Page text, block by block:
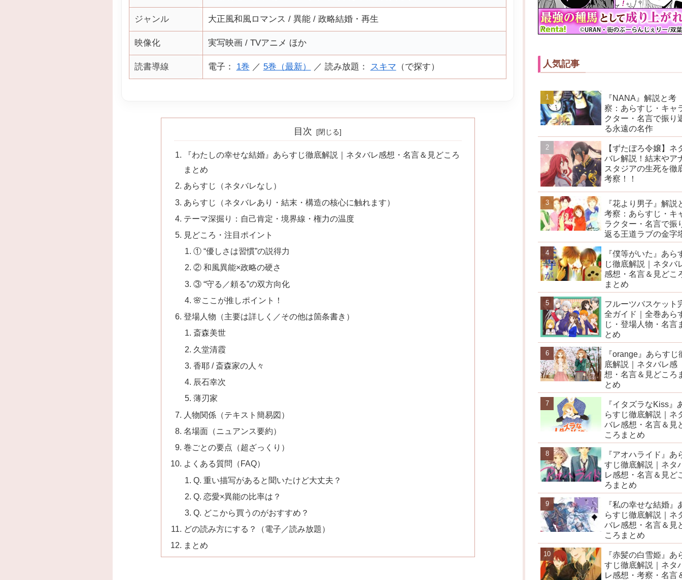
ジャンル 大正風和風ロマンス / 異能 / 政略結婚・再生
映像化 実写映画 / TVアニメ ほか
読書導線 電子： 1巻 ／ 5巻（最新） ／ 読み放題： スキマ （で探す）
目次
『わたしの幸せな結婚』あらすじ徹底解説｜ネタバレ感想・名言＆見どころ
まとめ
あらすじ（ネタバレなし）
あらすじ（ネタバレあり・結末・構造の核心に触れます）
テーマ深掘り：自己肯定・境界線・権力の温度
見どころ・注目ポイント
① “優しさは習慣”の説得力
② 和風異能×政略の硬さ
③ “守る／頼る”の双方向化
🌸ここが推しポイント！
登場人物（主要は詳しく／その他は箇条書き）
斎森美世
久堂清霞
香耶 / 斎森家の人々
辰石幸次
薄刃家
人物関係（テキスト簡易図）
名場面（ニュアンス要約）
巻ごとの要点（超ざっくり）
よくある質問（FAQ）
Q. 重い描写があると聞いたけど大丈夫？
Q. 恋愛×異能の比率は？
Q. どこから買うのがおすすめ？
どの読み方にする？（電子／読み放題）
まとめ
人気記事
『NANA』解説と考
察：あらすじ・キャ
クター・名言で振り
る永遠の名作
【ずたぼろ令嬢】ネ
バレ解説！結末やア
スタジアの生死を徹
考察！！
『花より男子』解説
考察：あらすじ・キ
ラクター・名言で振
返る王道ラブの金字
『僕等がいた』あら
じ徹底解説｜ネタバ
感想・名言＆見どこ
まとめ
フルーツバスケット
全ガイド｜全巻あら
じ・登場人物・名言
とめ
『orange』あらすじ
底解説｜ネタバレ感
想・名言＆見どころ
とめ
『イタズラなKiss』
らすじ徹底解説｜ネ
バレ感想・名言＆見
ころまとめ
『アオハライド』あ
すじ徹底解説｜ネタ
レ感想・名言＆見ど
ろまとめ
『私の幸せな結婚』
らすじ徹底解説｜ネ
バレ感想・名言＆見
ころまとめ
『赤髪の白雪姫』あ
すじ徹底解説｜ネタ
レ感想・考察・名言